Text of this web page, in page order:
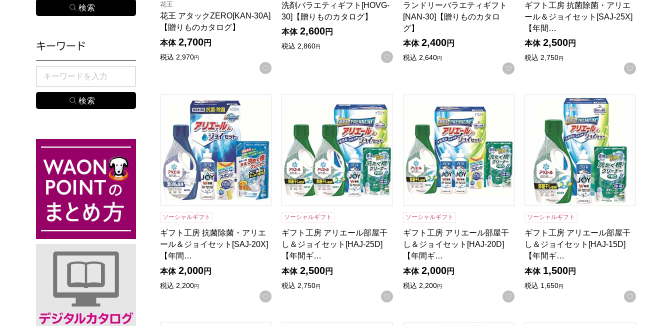
花王
花王 アタックZERO[KAN-30A]
【贈りものカタログ】
本体 2,700円
税込 2,970円
お気に入りに登録する
洗剤バラエティギフト[HOVG-
30]【贈りものカタログ】
本体 2,600円
税込 2,860円
お気に入りに登録する
ランドリーバラエティギフト
[NAN-30]【贈りものカタロ
グ】
本体 2,400円
税込 2,640円
お気に入りに登録する
ギフト工房 抗菌除菌・アリエ
ール＆ジョイセット[SAJ-25X]
【年間…
本体 2,500円
税込 2,750円
お気に入
ギフト工房 抗菌除菌・アリエール＆ジョイセット[SAJ-20X]【年間ギフト】
ソーシャルギフト
ギフト工房 抗菌除菌・アリエ
ール＆ジョイセット[SAJ-20X]
【年間…
本体 2,000円
税込 2,200円
お気に入りに登録する
ソーシャルギフト
ギフト工房 アリエール部屋干
し＆ジョイセット[HAJ-25D]
【年間ギ…
本体 2,500円
税込 2,750円
お気に入りに登録する
ギフト工房 アリエール部屋干し＆ジョイセット[HAJ-20D]【年間ギフト】
ソーシャルギフト
ギフト工房 アリエール部屋干
し＆ジョイセット[HAJ-20D]
【年間ギ…
本体 2,000円
税込 2,200円
お気に入りに登録する
ギフト工房 アリエール部屋干し＆ジョ
ソーシャルギフト
ギフト工房 アリエール部屋干
し＆ジョイセット[HAJ-15D]
【年間ギ…
本体 1,500円
税込 1,650円
お気に入
キーワード
検索したい商品のキーワードを入力してください。